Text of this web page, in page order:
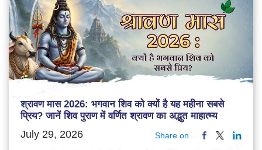
श्रावण मास 2026: भगवान शिव को क्यों है यह महीना सबसे
प्रिय? जानें शिव पुराण में वर्णित श्रावण का अद्भुत माहात्म्य
July 29, 2026 Share on